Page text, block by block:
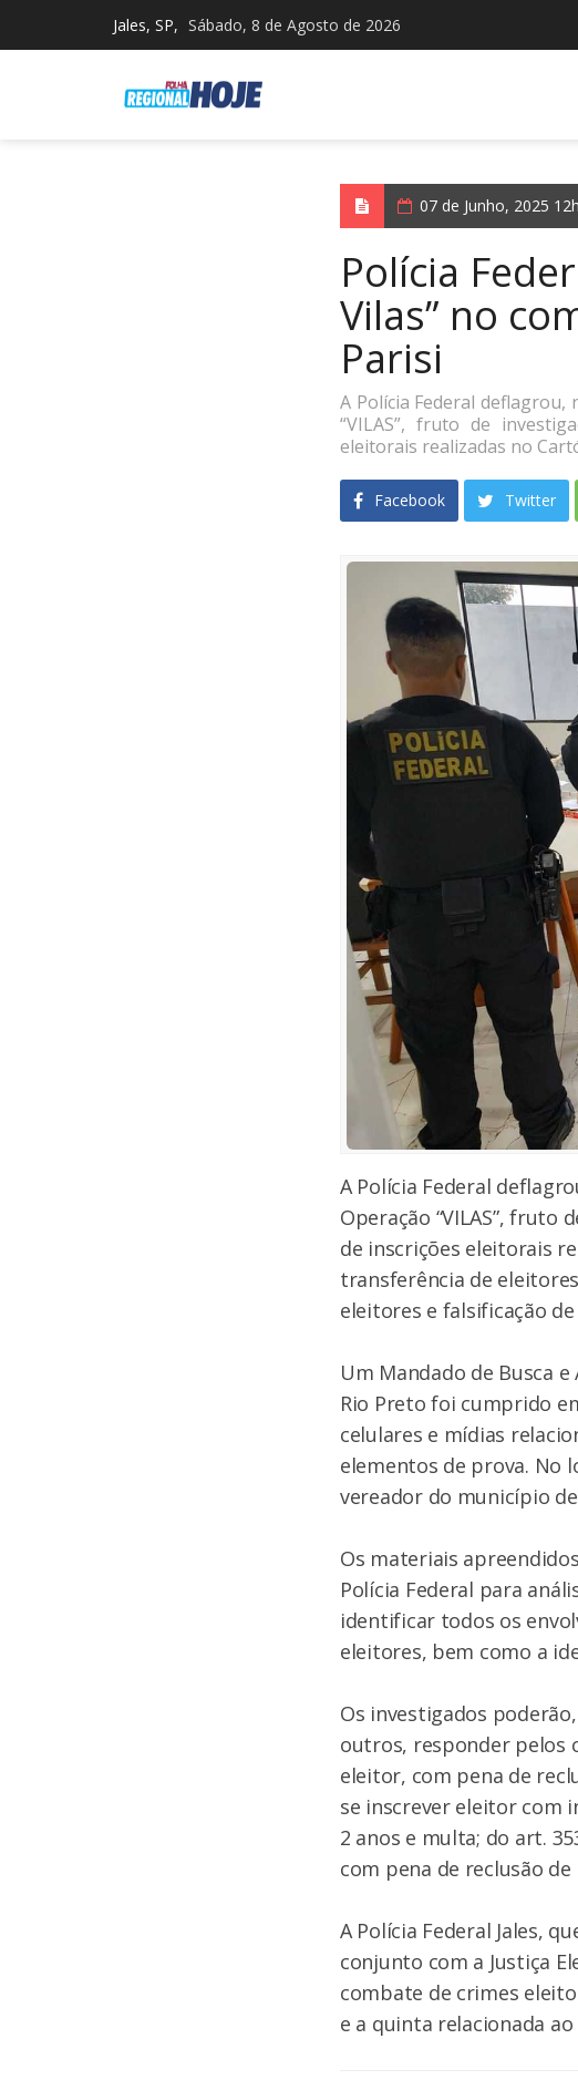
Jales, SP, Sábado, 8 de Agosto de 2026
07 de Junho, 2025
Polícia
Vilas” no
Parisi
A Polícia Federal
“VILAS”, fruto de
eleitorais realizadas no
Facebook Twitter
A Polícia Federal
Operação “VILAS”,
de inscrições eleitorais
transferência de
eleitores e falsificação
Um Mandado de Busca
Rio Preto foi cumprido
celulares e mídias
elementos de prova. No
vereador do município
Os materiais
Polícia Federal para
identificar todos os
eleitores, bem como a
Os investigados
outros, responder pelos
eleitor, com pena de
se inscrever eleitor com
2 anos e multa; do art.
com pena de reclusão
A Polícia Federal Jales,
conjunto com a Justiça
combate de crimes
e a quinta relacionada